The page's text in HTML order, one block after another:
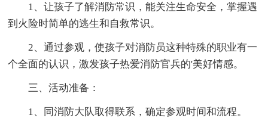
1、让孩子了解消防常识，能关注生命安全，掌握遇
到火险时简单的逃生和自救常识。
2、通过参观，使孩子对消防员这种特殊的职业有一
个全面的认识，激发孩子热爱消防官兵的'美好情感。
三、活动准备：
1、同消防大队取得联系，确定参观时间和流程。